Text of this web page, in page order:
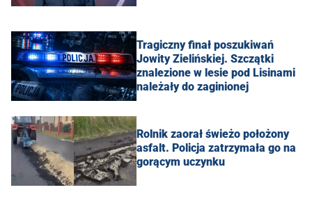
Tragiczny finał poszukiwań
Jowity Zielińskiej. Szczątki
znalezione w lesie pod Lisinami
należały do zaginionej
Rolnik zaorał świeżo położony
asfalt. Policja zatrzymała go na
gorącym uczynku